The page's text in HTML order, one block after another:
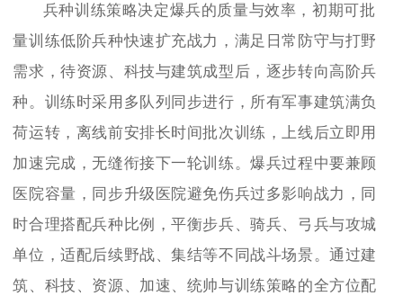
兵种训练策略决定爆兵的质量与效率，初期可批
量训练低阶兵种快速扩充战力，满足日常防守与打野
需求，待资源、科技与建筑成型后，逐步转向高阶兵
种。训练时采用多队列同步进行，所有军事建筑满负
荷运转，离线前安排长时间批次训练，上线后立即用
加速完成，无缝衔接下一轮训练。爆兵过程中要兼顾
医院容量，同步升级医院避免伤兵过多影响战力，同
时合理搭配兵种比例，平衡步兵、骑兵、弓兵与攻城
单位，适配后续野战、集结等不同战斗场景。通过建
筑、科技、资源、加速、统帅与训练策略的全方位配